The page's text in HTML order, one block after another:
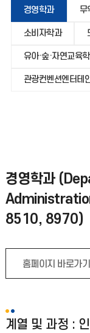
경영학과 무
소비자학과
유아·숲·자연교육
관광컨벤션엔터테
경영학과
8510, 8970)
홈페이지 바로가기
계열 및 과정 :